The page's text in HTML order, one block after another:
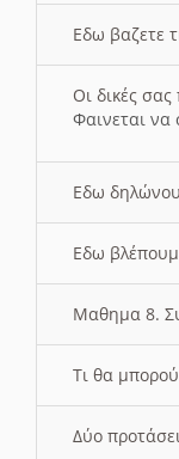
Εδω βαζετε
Οι δικές
Φαινεται να
Εδω
Εδω
Μαθημα 8.
Τι θα
Δύο